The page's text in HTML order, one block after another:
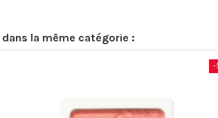
la même catégorie :